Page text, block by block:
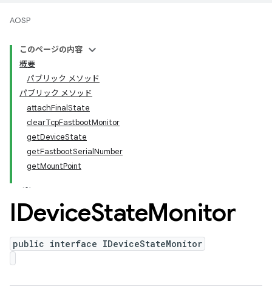
AOSP
このページの内容
概要
パブリック メソッド
パブリック メソッド
attachFinalState
clearTcpFastbootMonitor
getDeviceState
getFastbootSerialNumber
getMountPoint
IDeviceStateMonitor
public interface IDeviceStateMonitor